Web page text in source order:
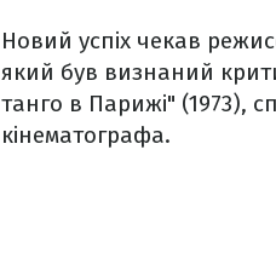
Новий успіх чекав
який був визнаний
танго в Парижі" (1973),
кінематографа.